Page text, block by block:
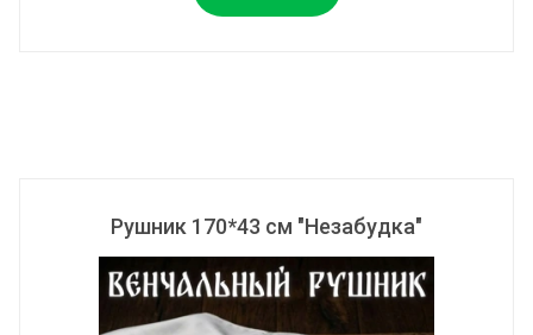
Рушник 170*43 см "Незабудка"